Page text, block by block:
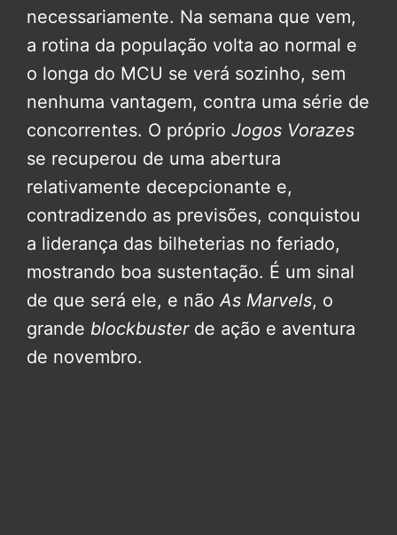
necessariamente. Na semana que vem,
a rotina da população volta ao normal e
o longa do MCU se verá sozinho, sem
nenhuma vantagem, contra uma série de
concorrentes. O próprio Jogos Vorazes
se recuperou de uma abertura
relativamente decepcionante e,
contradizendo as previsões, conquistou
a liderança das bilheterias no feriado,
mostrando boa sustentação. É um sinal
de que será ele, e nãoAs Marvels, o
grande blockbusterde ação e aventura
de novembro.